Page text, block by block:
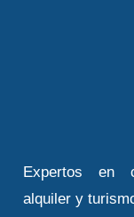
Expertos en
alquiler y